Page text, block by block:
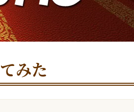
みた